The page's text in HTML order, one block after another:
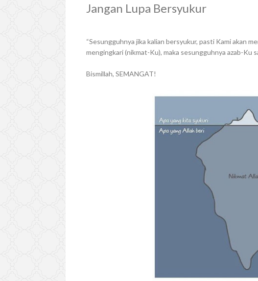
Jangan Lupa Bersyukur
“Sesungguhnya jika kalian bersyukur, pasti Kami akan
mengingkari (nikmat-Ku), maka sesungguhnya azab-Ku
Bismillah, SEMANGAT!